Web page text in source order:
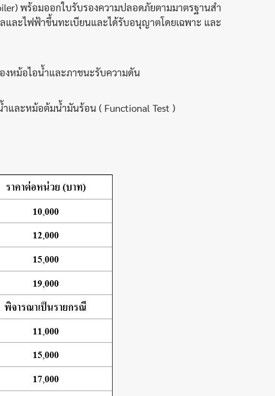
พร้อมออกใบรับรองความปลอดภัยตามมาตรฐานสำ
และไฟฟ้าขึ้นทะเบียนและได้รับอนุญาตโดยเฉพาะ และ
หม้อไอน้ำและภาชนะรับความดัน
และหม้อต้มน้ำมันร้อน ( Functional Test )